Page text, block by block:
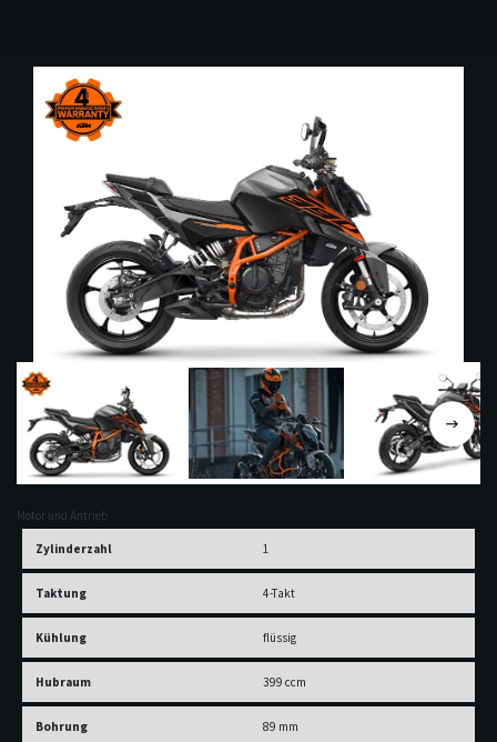
Previous
Motor und Antrieb
Zylinderzahl 1
Taktung 4-Takt
Kühlung flüssig
Hubraum 399 ccm
Bohrung 89 mm